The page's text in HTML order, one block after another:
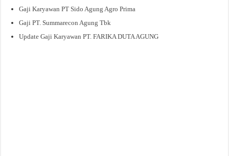
Gaji Karyawan PT Sido Agung Agro Prima
Gaji PT. Summarecon Agung Tbk
Update Gaji Karyawan PT. FARIKA DUTA AGUNG